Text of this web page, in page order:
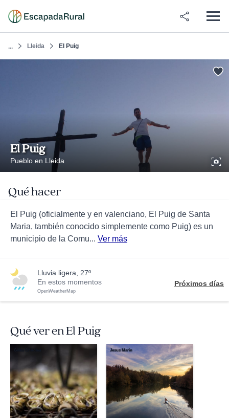
... Lleida El Puig
El Puig
Pueblo en Lleida
Qué hacer
El Puig (oficialmente y en valenciano, El Puig de Santa
Maria, también conocido simplemente como Puig) es un
municipio de la Comu... Ver más
lluvia ligera, 27º
En estos momentos
OpenWeatherMap
Próximos días
Qué ver en El Puig
Gilles Chiroleu Jesus Marin